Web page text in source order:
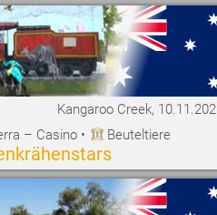
Kangaroo Creek,
– Casino • Beuteltiere